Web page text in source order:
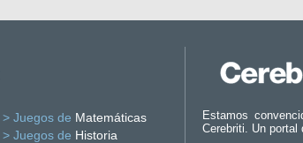
> Juegos de Matemáticas
> Juegos de Historia
Estamos
Cerebriti. Un portal